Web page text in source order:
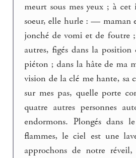
meurt sous mes yeux ; à cet
soeur, elle hurle : — maman
jonché de vomi et de foutre
autres, figés dans la
piéton ; dans la hâte de ma
vision de la clé me hante, sa
sur mes pas, quelle porte
quatre autres personnes
endormons. Plongés dans
flammes, le ciel est une
approchons de notre